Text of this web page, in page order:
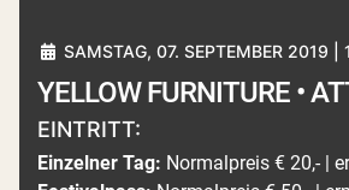
SAMSTAG, 07. SEPTEMBER 2019 |
YELLOW FURNITURE •
EINTRITT:
Einzelner Tag: Normalpreis € 20,- |